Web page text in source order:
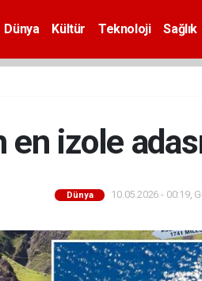
Dünya Kültür Teknoloji Sağlık
en izole
Dünya 10.05.2026 - 00:19,